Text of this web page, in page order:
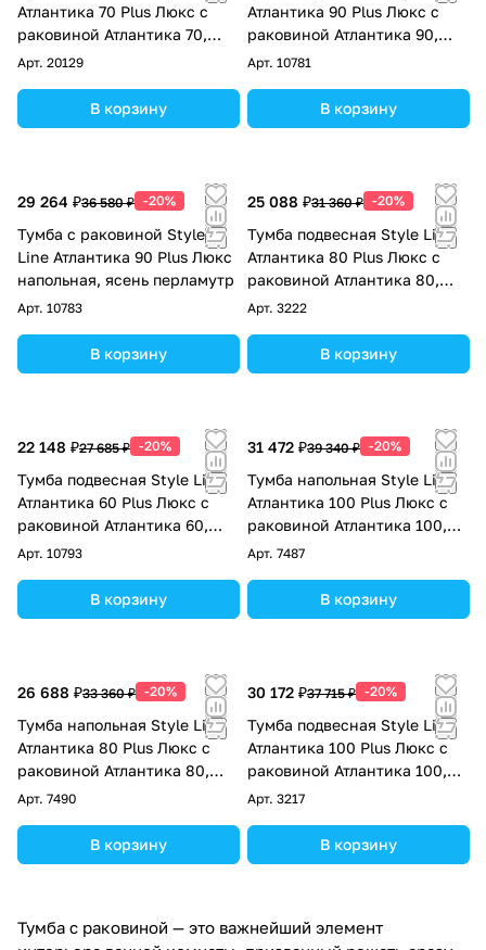
Атлантика 70 Plus Люкс с
раковиной Атлантика 70,
ясень перламутр
Арт. 20129
В корзину
Атлантика 90 Plus Люкс с
раковиной Атлантика 90,
ясень перламутр
Арт. 10781
В корзину
29 264 ₽36 580 ₽ -20%
Тумба с раковиной Style
Line Атлантика 90 Plus Люкс
напольная, ясень перламутр
Арт. 10783
В корзину
25 088 ₽31 360 ₽ -20%
Тумба подвесная Style Line
Атлантика 80 Plus Люкс с
раковиной Атлантика 80,
ясень перламутр
Арт. 3222
В корзину
22 148 ₽27 685 ₽ -20%
Тумба подвесная Style Line
Атлантика 60 Plus Люкс с
раковиной Атлантика 60,
ясень перламутр
Арт. 10793
В корзину
31 472 ₽39 340 ₽ -20%
Тумба напольная Style Line
Атлантика 100 Plus Люкс с
раковиной Атлантика 100,
ясень перламутр
Арт. 7487
В корзину
26 688 ₽33 360 ₽ -20%
Тумба напольная Style Line
Атлантика 80 Plus Люкс с
раковиной Атлантика 80,
ясень перламутр
Арт. 7490
В корзину
30 172 ₽37 715 ₽ -20%
Тумба подвесная Style Line
Атлантика 100 Plus Люкс с
раковиной Атлантика 100,
ясень перламутр
Арт. 3217
В корзину
Тумба с раковиной — это важнейший элемент